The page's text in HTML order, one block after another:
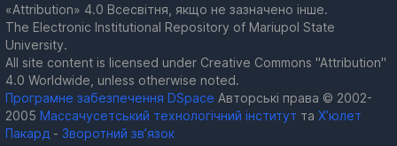
«Attribution» 4.0 Всесвітня, якщо не зазначено інше.
The Electronic Institutional Repository of Mariupol State
University.
All site content is licensed under Creative Commons "Attribution"
4.0 Worldwide, unless otherwise noted.
Програмне забезпечення DSpace Авторські права © 2002-
2005 Массачусетський технологічний інститут та Х’юлет
Пакард - Зворотний зв’язок